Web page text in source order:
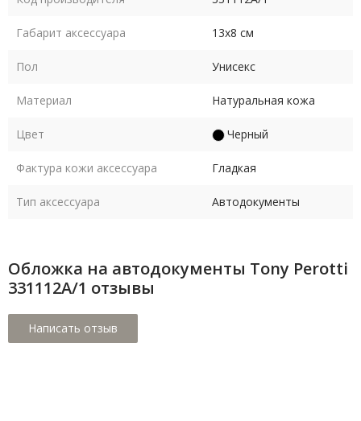
Габарит аксессуара 13х8 см
Пол Унисекс
Материал Натуральная кожа
Цвет Черный
Фактура кожи аксессуара Гладкая
Тип аксессуара Автодокументы
Обложка на автодокументы Tony Perotti
331112A/1 отзывы